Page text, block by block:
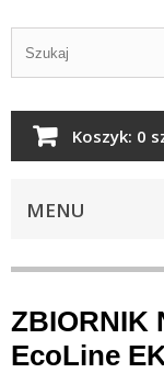
Koszyk: 0
MENU
ZBIORNIK
EcoLine